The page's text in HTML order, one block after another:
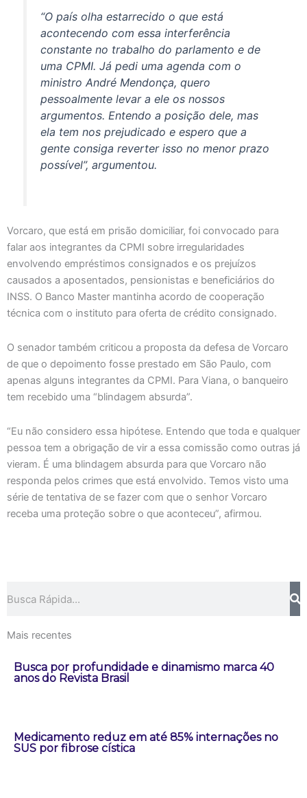
“O país olha estarrecido o que está
acontecendo com essa interferência
constante no trabalho do parlamento e de
uma CPMI. Já pedi uma agenda com o
ministro André Mendonça, quero
pessoalmente levar a ele os nossos
argumentos. Entendo a posição dele, mas
ela tem nos prejudicado e espero que a
gente consiga reverter isso no menor prazo
possível”, argumentou.
Vorcaro, que está em prisão domiciliar, foi convocado para
falar aos integrantes da CPMI sobre irregularidades
envolvendo empréstimos consignados e os prejuízos
causados a aposentados, pensionistas e beneficiários do
INSS. O Banco Master mantinha acordo de cooperação
técnica com o instituto para oferta de crédito consignado.
O senador também criticou a proposta da defesa de Vorcaro
de que o depoimento fosse prestado em São Paulo, com
apenas alguns integrantes da CPMI. Para Viana, o banqueiro
tem recebido uma “blindagem absurda”.
“Eu não considero essa hipótese. Entendo que toda e qualquer
pessoa tem a obrigação de vir a essa comissão como outras já
vieram. É uma blindagem absurda para que Vorcaro não
responda pelos crimes que está envolvido. Temos visto uma
série de tentativa de se fazer com que o senhor Vorcaro
receba uma proteção sobre o que aconteceu”, afirmou.
Mais recentes
Busca por profundidade e dinamismo marca 40
anos do Revista Brasil
Medicamento reduz em até 85% internações no
SUS por fibrose cística